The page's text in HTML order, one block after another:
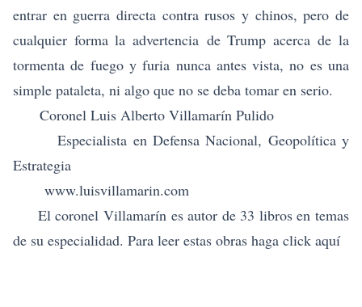
entrar en guerra directa contra rusos y chinos, pero de
cualquier forma la advertencia de Trump acercade la
tormenta de fuego y furia nunca antes vista, no es una
simple pataleta, ni algo que no se deba tomar en serio.
Coronel Luis Alberto Villamarín Pulido
Especialista en Defensa Nacional, Geopolítica y
Estrategia
www.luisvillamarin.com
El coronel Villamarín es autor de 33 libros en temas
de su especialidad. Para leer estas obras haga click aquí